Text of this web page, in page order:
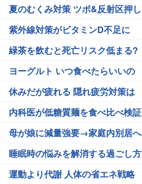
夏のむくみ対策 ツボ&反射区押し
紫外線対策がビタミンD不足に
緑茶を飲むと死亡リスク低まる?
ヨーグルト いつ食べたらいいの
休みだが疲れる 隠れ疲労対策は
内科医が低糖質麺を食べ比べ検証
母が娘に減量強要→家庭内別居へ
睡眠時の悩みを解消する過ごし方
運動より代謝 人体の省エネ戦略